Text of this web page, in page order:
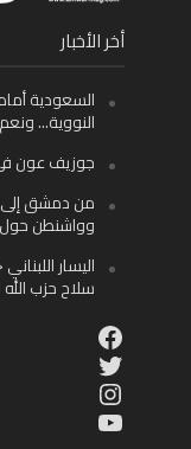
أخر الأخبار
السعودية
النووية…
جوزيف عون في
من دمشق إلى
وواشنطن حول
اليسار
سلاح حزب
Facebook
Twitter
Instagram
YouTube